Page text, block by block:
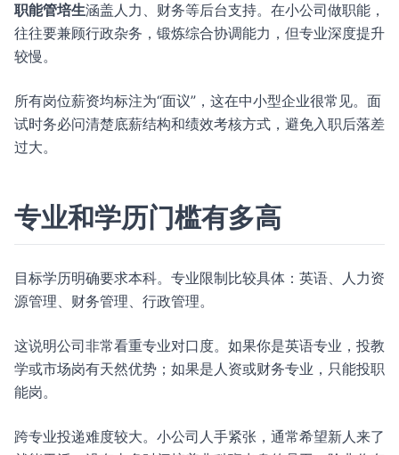
职能管培生涵盖人力、财务等后台支持。在小公司做职能，
往往要兼顾行政杂务，锻炼综合协调能力，但专业深度提升
较慢。
所有岗位薪资均标注为“面议”，这在中小型企业很常见。面
试时务必问清楚底薪结构和绩效考核方式，避免入职后落差
过大。
专业和学历门槛有多高
目标学历明确要求本科。专业限制比较具体：英语、人力资
源管理、财务管理、行政管理。
这说明公司非常看重专业对口度。如果你是英语专业，投教
学或市场岗有天然优势；如果是人资或财务专业，只能投职
能岗。
跨专业投递难度较大。小公司人手紧张，通常希望新人来了